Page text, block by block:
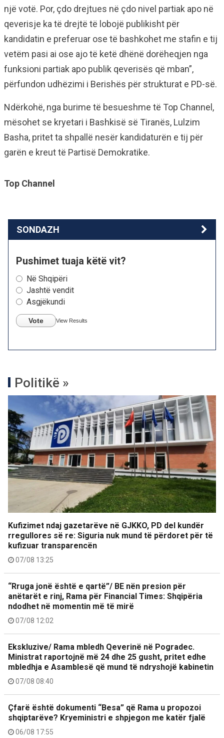
një votë. Por, çdo drejtues në çdo nivel partiak apo në
qeverisje ka të drejtë të lobojë publikisht për
kandidatin e preferuar ose të bashkohet me stafin e tij
vetëm pasi ai ose ajo të ketë dhënë dorëheqjen nga
funksioni partiak apo publik qeverisës që mban”,
përfundon udhëzimi i Berishës për strukturat e PD-së.
Ndërkohë, nga burime të besueshme të Top Channel,
mësohet se kryetari i Bashkisë së Tiranës, Lulzim
Basha, pritet ta shpallë nesër kandidaturën e tij për
garën e kreut të Partisë Demokratike.
Top Channel
SONDAZH
Pushimet tuaja këtë vit?
Në Shqipëri
Jashtë vendit
Asgjëkundi
Vote View Results
Politikë »
Kufizimet ndaj gazetarëve në GJKKO, PD del kundër
rregullores së re: Siguria nuk mund të përdoret për të
kufizuar transparencën
07/08 13:25
“Rruga jonë është e qartë”/ BE nën presion për
anëtarët e rinj, Rama për Financial Times: Shqipëria
ndodhet në momentin më të mirë
07/08 12:02
Ekskluzive/ Rama mbledh Qeverinë në Pogradec.
Ministrat raportojnë më 24 dhe 25 gusht, pritet edhe
mbledhja e Asamblesë që mund të ndryshojë kabinetin
07/08 08:40
Çfarë është dokumenti “Besa” që Rama u propozoi
shqiptarëve? Kryeministri e shpjegon me katër fjalë
06/08 17:55